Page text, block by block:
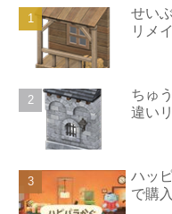
せい
リメ
ちゅ
違い
ハッ
で購